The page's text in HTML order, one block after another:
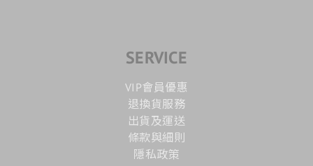
SERVICE
VIP會員優惠
退換貨服務
出貨及運送
條款與細則
隱私政策